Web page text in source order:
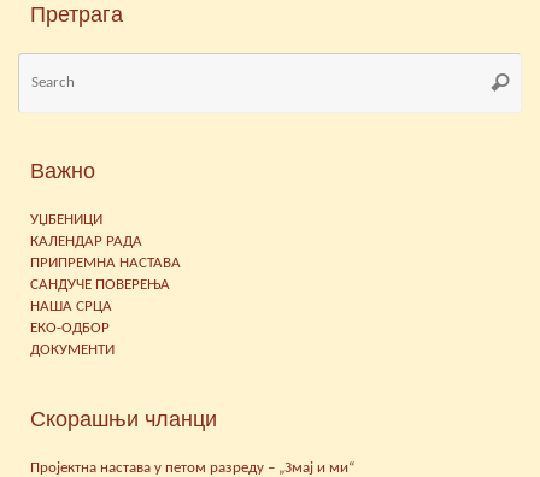
Претрага
Важно
УЏБЕНИЦИ
КАЛЕНДАР РАДА
ПРИПРЕМНА НАСТАВА
САНДУЧЕ ПОВЕРЕЊА
НАША СРЦА
ЕКО-ОДБОР
ДОКУМЕНТИ
Скорашњи чланци
Пројектна настава у петом разреду – „Змај и ми“